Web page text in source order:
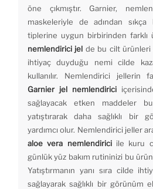
öne çıkmıştır. Garnier,
maskeleriyle de adından
tiplerine uygun birbirinden farklı
nemlendirici jel de bu cilt ürünleri
ihtiyaç duyduğu nemi cilde
kullanılır. Nemlendirici jellerin
Garnier jel nemlendirici
sağlayacak etken maddeler
yatıştırarak daha sağlıklı bir
yardımcı olur. Nemlendirici jeller
aloe vera nemlendirici ile kuru
günlük yüz bakım rutininizi bu
Yatıştırmanın yanı sıra cilde
sağlayarak sağlıklı bir görünüm